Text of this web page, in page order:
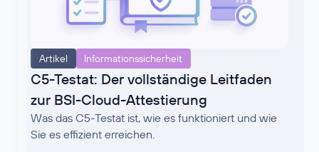
Artikel Informationssicherheit
C5-Testat: Der vollständige Leitfaden
zur BSI-Cloud-Attestierung
Was das C5-Testat ist, wie es funktioniert und wie
Sie es effizient erreichen.